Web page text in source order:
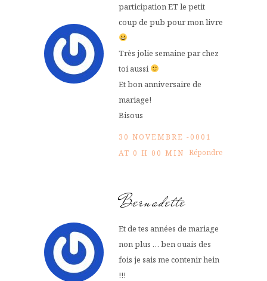
participation ET le petit
coup de pub pour mon livre
Très jolie semaine par chez
toi aussi
Et bon anniversaire de
mariage!
Bisous
30 NOVEMBRE -0001
AT 0 H 00 MIN Répondre
Bernadette
Et de tes années de mariage
non plus … ben ouais des
fois je sais me contenir hein
!!!